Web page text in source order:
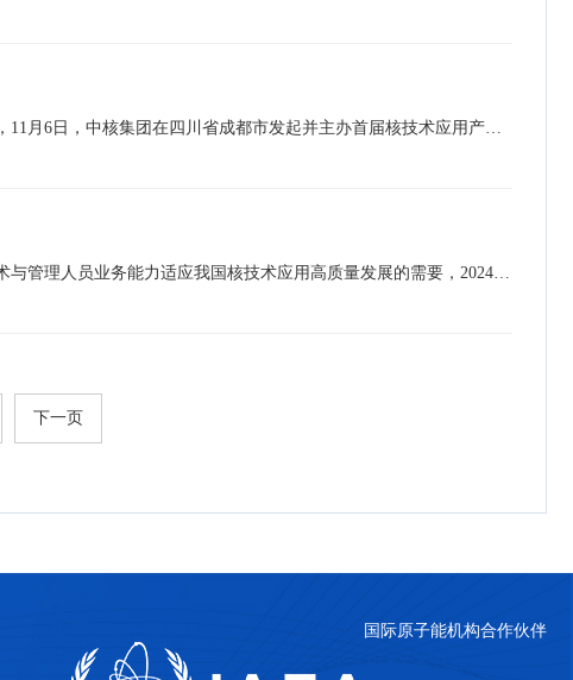
为深入贯彻落实党中央、国务院关于推动产业基础高级化和产业链现代化、加快构建现代化产业体系的战略部署，11月6日，中核集团在四川省成都市发起并主办首届核技术应用产业链共链行动大会。核技术应用产业相关政府部门、学协会、行业龙头企业、顶尖高校与科研院所、金融机构等数百名行业主要领导和嘉宾共襄盛会，共同开启核技术应用产业发展新篇章，为核技术赋能工业、农业、医疗、环保、安全等领域高质量发展开辟新路径。核技术应用产业链共链行动是中央企业产业链融通发展共链行动之一。本次大会以“共链赋能 核创未来”为主题，以“激发产…
为推进辐射加工行业技能人才队伍建设，提升电子加速器从业人员运营管理水平，确保使用高能电子加速器的技术与管理人员业务能力适应我国核技术应用高质量发展的需要，2024年11月4日至5日，由中国同位素与辐射行业协会指导，中国同位素与辐射行业协会辐射加工专委会主办，四川省原子能研究院及同威信达技术（江苏）股份有限公司共同承办的“2024年高能电子加速器运营管理培训活动”在四川成都成功举办。中国同位素与辐射行业协会秘书长郭丽莉、中国同位素与辐射行业协会辐射加工专委会主任委员陈浩、四川省原子能研究院院长彭朝荣出席并致辞，…
下一页
国际原子能机构合作伙伴